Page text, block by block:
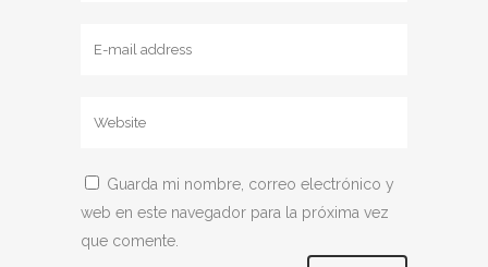
Guarda mi nombre, correo electrónico y
web en este navegador para la próxima vez
que comente.